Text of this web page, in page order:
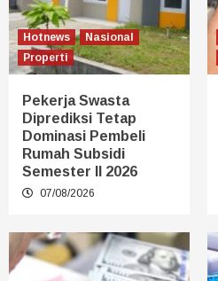
Hotnews
Nasional
Properti
Pekerja Swasta
Diprediksi Tetap
Dominasi Pembeli
Rumah Subsidi
Semester II 2026
07/08/2026